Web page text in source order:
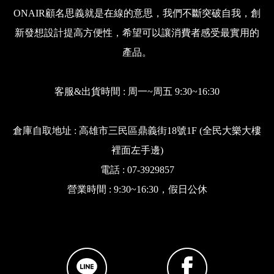
ONAIR顧名思義就是在線的意思，我們不斷突破自我，創
新發想設計提高方便性，希望可以讓消費者感受最實用的
產品。
客服&出貨時間 : 周一~周五 9:30~16:30
倉庫自取地址 : 高雄市三民區鼎義街18號1F (全民大樂大樓
裡面左手邊)
電話 : 07-3929857
營業時間 : 9:30~16:30，假日公休